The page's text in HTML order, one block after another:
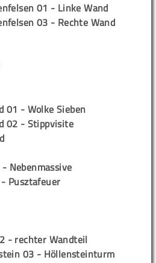
01 - Linke Wand
03 - Rechte Wand
01 - Wolke Sieben
02 - Stippvisite
Nebenmassive
Pusztafeuer
- rechter Wandteil
03 - Höllensteinturm